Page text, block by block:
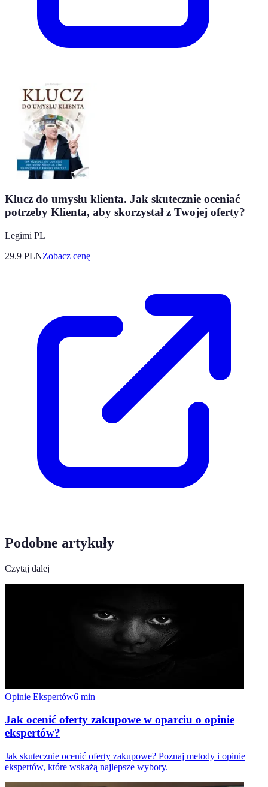
Klucz do umysłu klienta. Jak skutecznie oceniać
potrzeby Klienta, aby skorzystał z Twojej oferty?
Legimi PL
29.9 PLNZobacz cenę
Podobne artykuły
Czytaj dalej
Opinie Ekspertów6 min
Jak ocenić oferty zakupowe w oparciu o opinie
ekspertów?
Jak skutecznie ocenić oferty zakupowe? Poznaj metody i opinie
ekspertów, które wskażą najlepsze wybory.